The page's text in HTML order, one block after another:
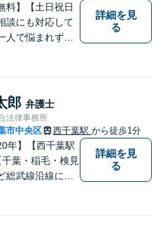
料】【土日祝日
談にも対応して
人で悩まれず、
詳細を見
る
郎 弁護士
法律事務所
市中央区 西千葉駅 から徒歩1分
年】【西千葉駅
葉・稲毛・検見
総武線沿線にお
詳細を見
る